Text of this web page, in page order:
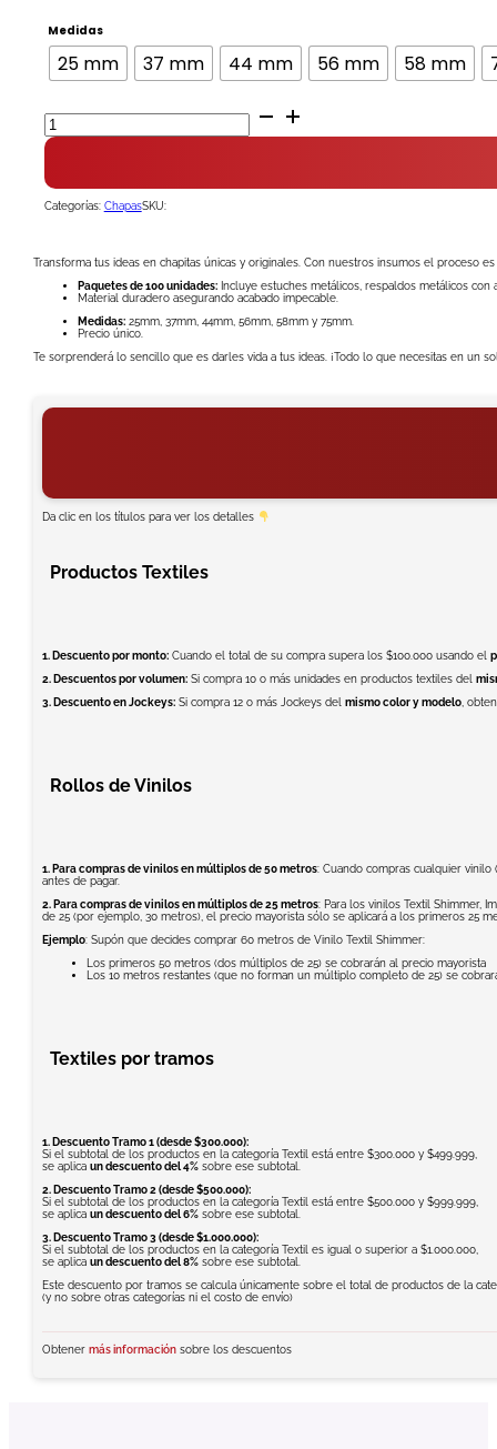
hasta
$12.000
Medidas
25 mm 37 mm 44 mm 56 mm 58 mm
Chapa
Metalizada
Bolsa
Unidades.
cantidad
Categorías: ChapasSKU:
Transforma tus ideas en chapitas únicas y originales. Con nuestros insumos el proceso
Paquetes de 100 unidades:Incluye estuches metálicos, respaldos metálicos con
Material duradero asegurando acabado impecable.
Medidas:25mm, 37mm, 44mm, 56mm, 58mm y 75mm.
Precio único.
Te sorprenderá lo sencillo que es darles vida a tus ideas. ¡Todo lo que necesitas en un
Da clic en los títulos para ver los detalles
Productos Textiles
1. Descuento por monto:Cuando el total de su compra supera los $100.000 usando el
2. Descuentos por volumen:Si compra 10 o más unidades en productos textiles del
3. Descuento en Jockeys:Si compra 12 o más Jockeys del mismo color y modelo,
Rollos de Vinilos
1. Para compras de vinilos en múltiplos de 50 metros: Cuando compras cualquier vinilo
antes de pagar.
2. Para compras de vinilos en múltiplos de 25 metros: Para los vinilos Textil Shimmer,
de 25 (por ejemplo, 30 metros), el precio mayorista sólo se aplicará a los primeros 25
Ejemplo: Supón que decides comprar 60 metros de Vinilo Textil Shimmer:
Los primeros 50 metros (dos múltiplos de 25) se cobrarán al precio mayorista
Los 10 metros restantes (que no forman un múltiplo completo de 25) se
Textiles por tramos
1. Descuento Tramo 1 (desde $300.000):
Si el subtotal de los productos en la categoría Textil está entre $300.000 y $499.999,
se aplica un descuento del 4%sobre ese subtotal.
2. Descuento Tramo 2 (desde $500.000):
Si el subtotal de los productos en la categoría Textil está entre $500.000 y $999.999,
se aplica un descuento del 6%sobre ese subtotal.
3. Descuento Tramo 3 (desde $1.000.000):
Si el subtotal de los productos en la categoría Textil es igual o superior a $1.000.000,
se aplica un descuento del 8%sobre ese subtotal.
Este descuento por tramos se calcula únicamente sobre el total de productos de la
(y no sobre otras categorías ni el costo de envío)
Obtener más informaciónsobre los descuentos